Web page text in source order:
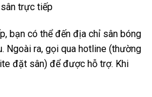
trực tiếp
bạn có thể đến địa chỉ sân bóng
Ngoài ra, gọi qua hotline (thường
đặt sân) để được hỗ trợ. Khi